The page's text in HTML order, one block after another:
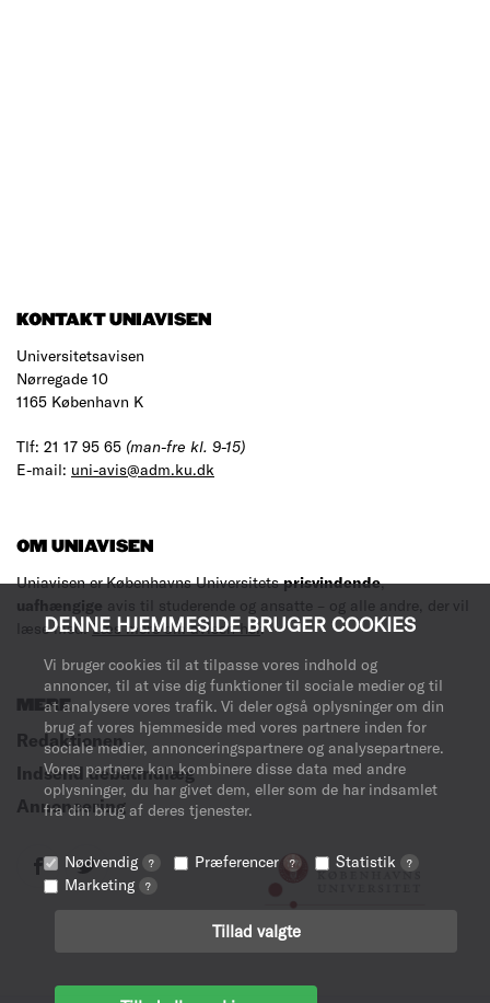
DENNE HJEMMESIDE BRUGER COOKIES
Vi bruger cookies til at tilpasse vores indhold og
annoncer, til at vise dig funktioner til sociale medier og til
at analysere vores trafik. Vi deler også oplysninger om din
brug af vores hjemmeside med vores partnere inden for
sociale medier, annonceringspartnere og analysepartnere.
Vores partnere kan kombinere disse data med andre
oplysninger, du har givet dem, eller som de har indsamlet
fra din brug af deres tjenester.
Nødvendig ? Præferencer ? Statistik ?
Marketing ?
Tillad valgte
KONTAKT UNIAVISEN
Universitetsavisen
Nørregade 10
1165 København K
Tlf: 21 17 95 65 (man-fre kl. 9-15)
E-mail: uni-avis@adm.ku.dk
OM UNIAVISEN
Uniavisen er Københavns Universitetsprisvindende,
uafhængige avis til studerende og ansatte – og alle andre, der vil
læse med.Læs mere om avisen her.
MERE
Redaktionen
Indsend debatindlæg
Annoncering